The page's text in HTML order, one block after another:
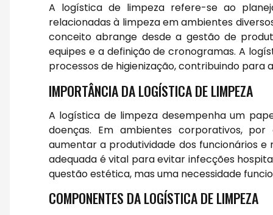
A logística de limpeza refere-se ao
relacionadas à limpeza em ambientes
conceito abrange desde a gestão de
equipes e a definição de cronogramas. A
processos de higienização, contribuindo para
IMPORTÂNCIA DA LOGÍSTICA DE LIMPEZA
A logística de limpeza desempenha um
doenças. Em ambientes corporativos,
aumentar a produtividade dos funcionários
adequada é vital para evitar infecções
questão estética, mas uma necessidade
COMPONENTES DA LOGÍSTICA DE LIMPEZA